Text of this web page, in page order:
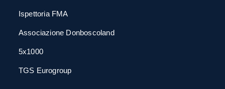
Ispettoria FMA
Associazione Donboscoland
5x1000
TGS Eurogroup